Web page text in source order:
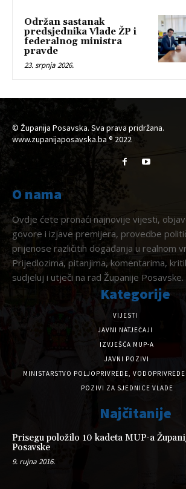
Održan sastanak
predsjednika Vlade ŽP i
federalnog ministra
pravde
23. srpnja 2026.
© Županija Posavska. Sva prava pridržana.
www.zupanijaposavska.ba ® 2022
O nama
Ovdje ćete pronaći najnovije vijesti,
govore i izjave premijera, provedbe
prijenose različitih događanja u realnom
Prijedlozima, pitanjima, komentarima,
sudjeluj i utječi na rad Županije Posavske.
Kategorije
VIJESTI
JAVNI NATJEČAJI
IZVJEŠĆA MUP-A
JAVNI POZIVI
MINISTARSTVO POLJOPRIVREDE,
POZIVI ZA SJEDNICE VLADE
Najčitanije
Prisegu položilo 10 kadeta MUP-a
Posavske
9. rujna 2016.